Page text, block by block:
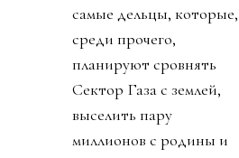
самые дельцы, которые,
среди прочего,
планируют сровнять
Сектор Газа с землей,
выселить пару
миллионов с родины и